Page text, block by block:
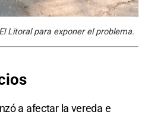
Litoral para exponer el problema.
a afectar la vereda e